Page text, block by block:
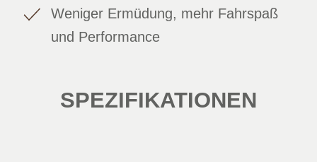
Weniger Ermüdung, mehr Fahrspaß
und Performance
SPEZIFIKATIONEN